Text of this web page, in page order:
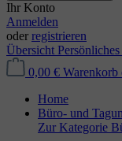
Ihr Konto
Anmelden
oder registrieren
Übersicht
0,00 € Warenkorb
Home
Büro- und
Zur Kategorie